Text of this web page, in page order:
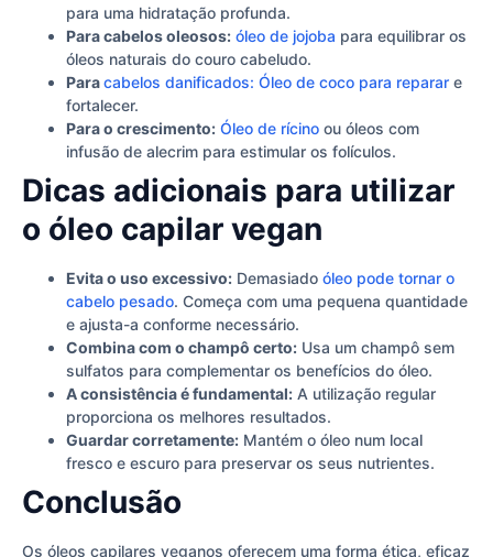
para uma hidratação profunda.
Para cabelos oleosos: óleo de jojoba para equilibrar os
óleos naturais do couro cabeludo.
Paracabelos danificados: Óleo de coco para reparar e
fortalecer.
Para o crescimento: Óleo de rícino ou óleos com
infusão de alecrim para estimular os folículos.
Dicas adicionais para utilizar
o óleo capilar vegan
Evita o uso excessivo: Demasiado óleo pode tornar o
cabelo pesado. Começa com uma pequena quantidade
e ajusta-a conforme necessário.
Combina com o champô certo: Usa um champô sem
sulfatos para complementar os benefícios do óleo.
A consistência é fundamental: A utilização regular
proporciona os melhores resultados.
Guardar corretamente: Mantém o óleo num local
fresco e escuro para preservar os seus nutrientes.
Conclusão
Os óleos capilares veganos oferecem uma forma ética, eficaz